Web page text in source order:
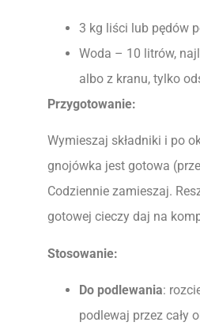
3 kg liści lub pędów
Woda – 10 litrów,
albo z kranu, tylko
Przygotowanie:
Wymieszaj składniki i po
gnojówka jest gotowa
Codziennie zamieszaj.
gotowej cieczy daj na
Stosowanie:
Do podlewania:
podlewaj przez cały